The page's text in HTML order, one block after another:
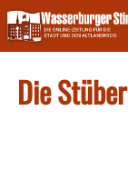
Skip
to
content
Die